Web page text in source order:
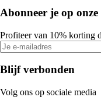
Abonneer je op
Profiteer van 10% korting
Blijf verbonden
Volg ons op sociale media